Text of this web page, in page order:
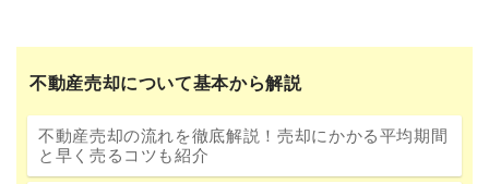
不動産売却について基本から解説
不動産売却の流れを徹底解説！売却にかかる平均期間
と早く売るコツも紹介